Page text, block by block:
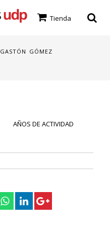
Tienda
GASTÓN GÓMEZ
AÑOS DE ACTIVIDAD